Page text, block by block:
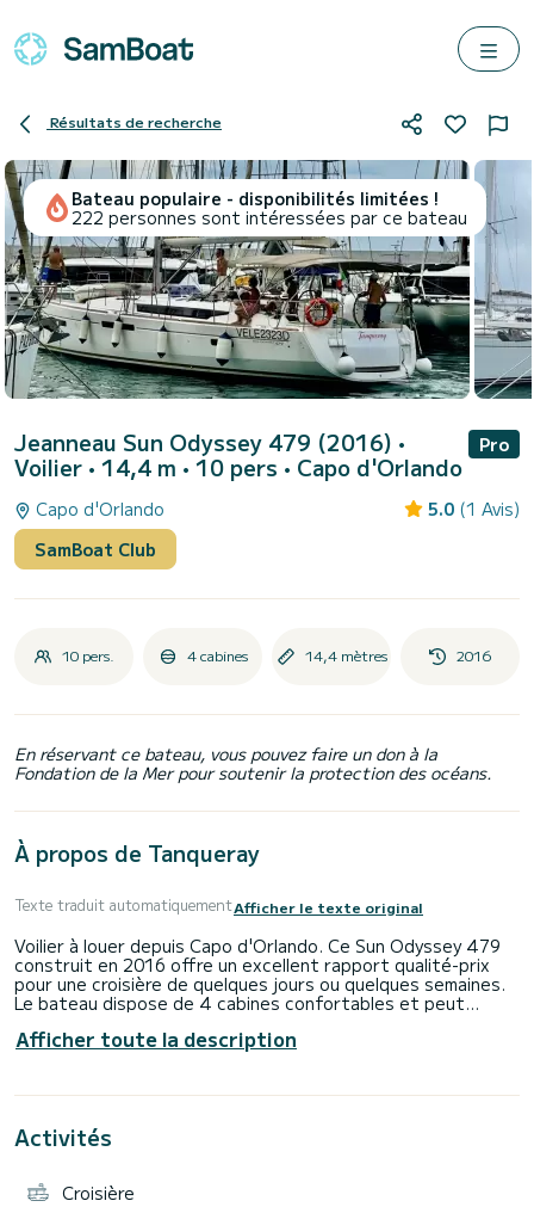
Résultats de recherche
Bateau populaire - disponibilités limitées !
222 personnes sont intéressées par ce bateau
Jeanneau Sun Odyssey 479 (2016) •
Voilier • 14,4 m • 10 pers • Capo d'Orlando
Pro
Capo d'Orlando 5.0 (1 Avis)
SamBoat Club
10 pers. 4 cabines 14,4 mètres 2016
En réservant ce bateau, vous pouvez faire un don à la
Fondation de la Mer pour soutenir la protection des océans.
À propos de Tanqueray
Texte traduit automatiquementAfficher le texte original
Voilier à louer depuis Capo d'Orlando. Ce Sun Odyssey 479
construit en 2016 offre un excellent rapport qualité-prix
pour une croisière de quelques jours ou quelques semaines.
Le bateau dispose de 4 cabines confortables et peut
14 mètres, il sera votre meilleur allié pour passer des
vacances extraordinaires sur l'eau aux alentours de Capo
Ce Sun Odyssey 479 est équipé de 4 salles de bains avec
Ce bateau est équipé d'une grand-voile enrouleur et d'un
Nous vous invitons à nous envoyer une demande directement
Afficher toute la description
Activités
Croisière